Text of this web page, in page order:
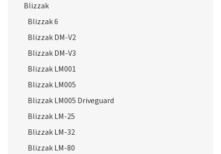
Blizzak
Blizzak 6
Blizzak DM-V2
Blizzak DM-V3
Blizzak LM001
Blizzak LM005
Blizzak LM005 Driveguard
Blizzak LM-25
Blizzak LM-32
Blizzak LM-80